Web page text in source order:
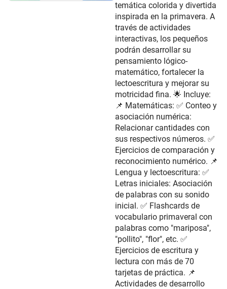
temática colorida y divertida
inspirada en la primavera. A
través de actividades
interactivas, los pequeños
podrán desarrollar su
pensamiento lógico-
matemático, fortalecer la
lectoescritura y mejorar su
motricidad fina. 🌟 Incluye:
📌 Matemáticas: ✅ Conteo y
asociación numérica:
Relacionar cantidades con
sus respectivos números. ✅
Ejercicios de comparación y
reconocimiento numérico. 📌
Lengua y lectoescritura: ✅
Letras iniciales: Asociación
de palabras con su sonido
inicial. ✅ Flashcards de
vocabulario primaveral con
palabras como "mariposa",
"pollito", "flor", etc. ✅
Ejercicios de escritura y
lectura con más de 70
tarjetas de práctica. 📌
Actividades de desarrollo